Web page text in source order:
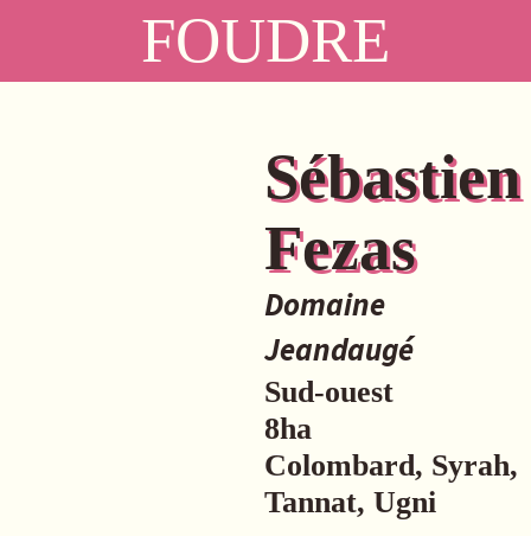
FOUDRE
Sébastien
Fezas
Domaine
Jeandaugé
Sud-ouest
8ha
Colombard, Syrah,
Tannat, Ugni